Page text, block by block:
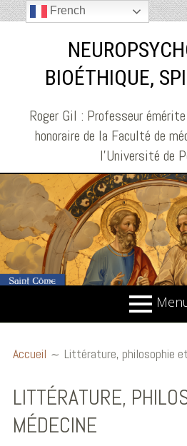
BIOÉTHIQUE,
Roger Gil : Professeur
honoraire de la Faculté de
l'Université de
Publications et
communications
Accueil Littérature, philosophie
LITTÉRATURE,
MÉDECINE
French